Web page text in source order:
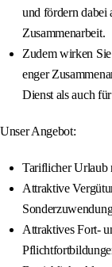
und fördern dabei
Zusammenarbeit.
Zudem wirken
enger
Dienst als auch
Unser Angebot:
Tariflicher Urlaub
Attraktive
Attraktives Fort-